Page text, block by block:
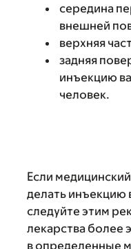
середина
внешней
верхняя
задняя
инъекцию
человек.
Если
делать инъекцию
следуйте этим
лекарства более
в определенные